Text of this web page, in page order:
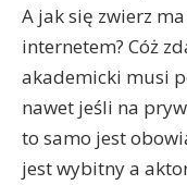
A jak się zwierz
internetem? Cóż
akademicki musi
nawet jeśli na
to samo jest
jest wybitny a